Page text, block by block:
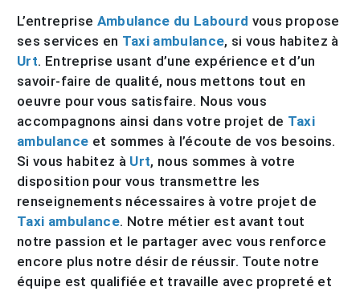
L’entreprise Ambulance du Labourd vous propose
ses services en Taxi ambulance, si vous habitez à
Urt. Entreprise usant d’une expérience et d’un
savoir-faire de qualité, nous mettons tout en
oeuvre pour vous satisfaire. Nous vous
accompagnons ainsi dans votre projet de Taxi
ambulance et sommes à l’écoute de vos besoins.
Si vous habitez à Urt, nous sommes à votre
disposition pour vous transmettre les
renseignements nécessaires à votre projet de
Taxi ambulance. Notre métier est avant tout
notre passion et le partager avec vous renforce
encore plus notre désir de réussir. Toute notre
équipe est qualifiée et travaille avec propreté et